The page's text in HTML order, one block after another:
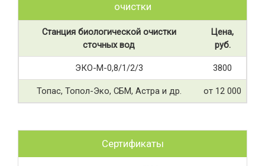
очистки
Станция биологической очистки
сточных вод
Цена,
руб.
ЭКО-М-0,8/1/2/3 3800
Топас, Топол-Эко, СБМ, Астра и др. от 12 000
Сертификаты